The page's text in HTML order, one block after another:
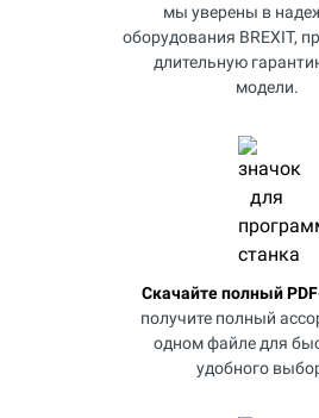
мы уверены в
оборудования BREXIT,
длительную
модели.
Скачайте полный
получите полный
одном файле для
удобного